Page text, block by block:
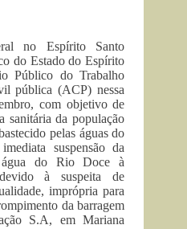
no Espírito Santo
do Estado do Espírito
Público do Trabalho
pública (ACP) nessa
com objetivo de
sanitária da população
pelas águas do
suspensão da
água do Rio Doce à
à suspeita de
imprópria para
da barragem
S.A, em Mariana